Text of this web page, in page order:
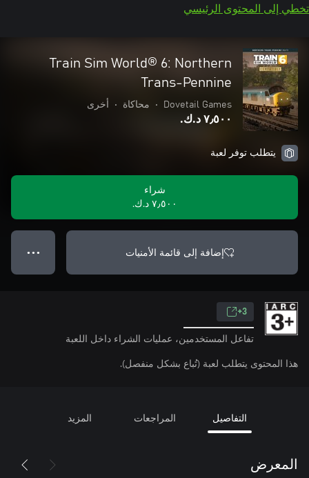
تخطي إلى المحتوى الرئيسي
Train Sim World® 6: Northern
Trans-Pennine
Dovetail Games
• محاكاة • أخرى
٧٫٥٠٠ د.ك.‏
يتطلب توفر لعبة
شراء
٧٫٥٠٠ د.ك.‏
إضافة إلى قائمة الأمنيات ● ● ●
3+
تفاعل المستخدمين، عمليات الشراء داخل اللعبة
هذا المحتوى يتطلب لعبة (تُباع بشكل منفصل).
التفاصيل المراجعات المزيد
المعرض